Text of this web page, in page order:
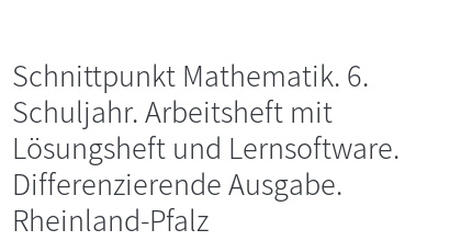
Schnittpunkt Mathematik. 6.
Schuljahr. Arbeitsheft mit
Lösungsheft und Lernsoftware.
Differenzierende Ausgabe.
Rheinland-Pfalz